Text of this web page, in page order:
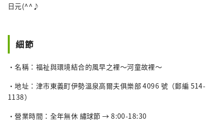
日元(^^♪
細節
・名稱：福祉與環境結合的風早之裡～河童故裡～
・地址：津市東義町伊勢溫泉高爾夫俱樂部 4096 號（郵編 514-
1138）
・營業時間：全年無休 繡球節 → 8:00-18:30